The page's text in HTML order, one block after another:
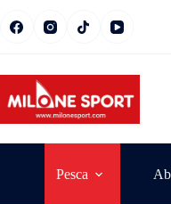
Pesca